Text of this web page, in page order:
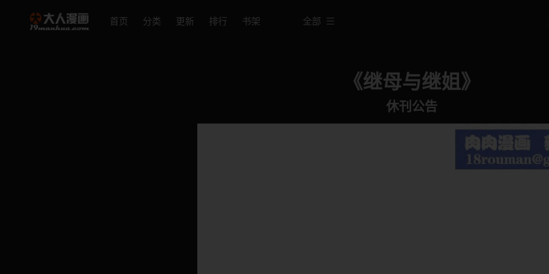
首页 分类 更新 排行 书架 全部
《继母与继姐》
休刊公告